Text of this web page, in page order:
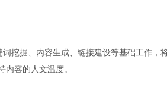
挖掘、内容生成、链接建设等基础工作，
容的人文温度。